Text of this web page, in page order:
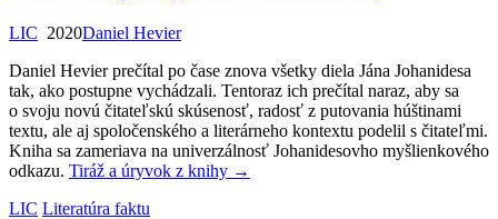
LIC 2020Daniel Hevier
Daniel Hevier prečítal po čase znova všetky diela Jána Johanidesa
tak, ako postupne vychádzali. Tentoraz ich prečítal naraz, aby sa
o svoju novú čitateľskú skúsenosť, radosť z putovania húštinami
textu, ale aj spoločenského a literárneho kontextu podelil s čitateľmi.
Kniha sa zameriava na univerzálnosť Johanidesovho myšlienkového
odkazu. Tiráž a úryvok z knihy →
LIC Literatúra faktu